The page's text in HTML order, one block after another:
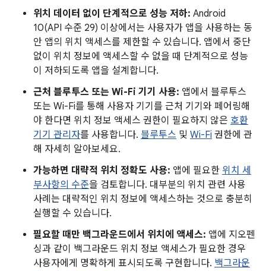
위치 데이터 없이 단계적으로 성능 저하: Android
10(API 수준 29) 이상에서는 사용자가 앱을 사용하는 동
안 앱의 위치 액세스를 제한할 수 있습니다. 앱에서 중단
없이 위치 정보에 액세스할 수 없을 때 단계적으로 성능
이 저하되도록 앱을 설계합니다.
근처 블루투스 또는 Wi-Fi 기기 사용: 앱에서 블루투스
또는 Wi-Fi를 통해 사용자 기기를 근처 기기와 페어링해
야 한다면 위치 정보 액세스 권한이 필요하지 않은 호환
기기 관리자를 사용합니다. 블루투스 및 Wi-Fi 권한에 관
해 자세히 알아보세요.
가능하면 대략적 위치 정확도 사용: 앱에 필요한 위치 세
부사항의 수준을 검토합니다. 대부분의 위치 관련 사용
사례는 대략적인 위치 정보에 액세스하는 것으로 충분히
실행할 수 있습니다.
필요할 때만 백그라운드에서 위치에 액세스: 앱에 지오펜
싱과 같이 백그라운드 위치 정보 액세스가 필요한 경우
사용자에게 명확하게 표시되도록 구현합니다. 백그라운